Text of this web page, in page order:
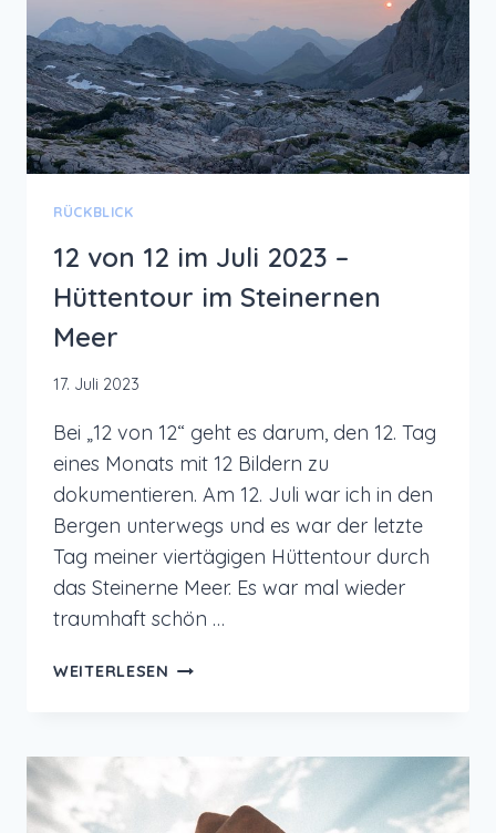
SCHYNIGE
PLATTE
RÜCKBLICK
12 von 12 im Juli 2023 –
Hüttentour im Steinernen
Meer
17. Juli 2023
Bei „12 von 12“ geht es darum, den 12. Tag
eines Monats mit 12 Bildern zu
dokumentieren. Am 12. Juli war ich in den
Bergen unterwegs und es war der letzte
Tag meiner viertägigen Hüttentour durch
das Steinerne Meer. Es war mal wieder
traumhaft schön …
WEITERLESEN 12
JULI
2023